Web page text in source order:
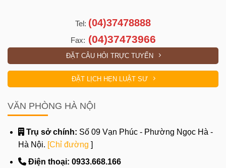
Tel: (04)37478888
Fax: (04)37473966
ĐẶT CÂU HỎI TRỰC TUYẾN
ĐẶT LỊCH HẸN LUẬT SƯ
VĂN PHÒNG HÀ NỘI
Trụ sở chính: Số 09 Vạn Phúc - Phường Ngọc Hà -
Hà Nội. [Chỉ đường ]
Điện thoại: 0933.668.166